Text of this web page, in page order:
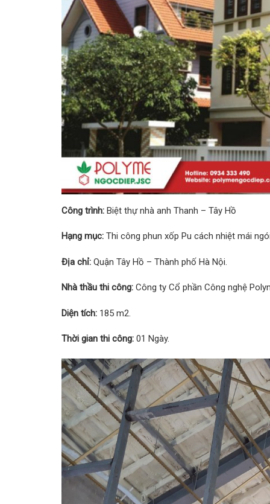
Công trình: Biệt thự nhà anh Thanh – Tây Hồ
Hạng mục: Thi công phun xốp Pu cách nhiệt mái
Địa chỉ: Quận Tây Hồ – Thành phố Hà Nội.
Nhà thầu thi công: Công ty Cổ phần Công nghệ
Diện tích: 185 m2.
Thời gian thi công: 01 Ngày.